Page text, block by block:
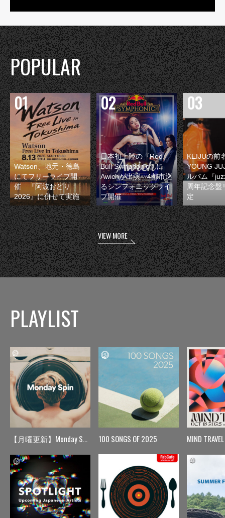
POPULAR
Watson、地元・徳島
にてフリーライブ開
催 『阿波おどり
2026』に併せて実施
日本初上陸の『Red
Bull Symphonic』に
Awichが出演 4都市巡
るシンフォニックライ
ブ開催
KEIJUの前
YOUNG
ルバム『
周年記念盤
定
VIEW MORE
PLAYLIST
【月曜更新】Monday Spin 100 SONGS OF 2025 MIND TRAVEL